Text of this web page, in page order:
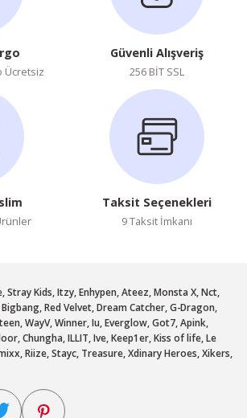
Ücretsiz
Güvenli Alışveriş
256 BİT SSL
Taksit Seçenekleri
9 Taksit İmkanı
Stray Kids, Itzy, Enhypen, Ateez, Monsta X, Nct,
Red Velvet, Dream Catcher, G-Dragon,
WayV, Winner, Iu, Everglow, Got7, Apink,
Chungha, ILLIT, Ive, Keep1er, Kiss of life, Le
Riize, Stayc, Treasure, Xdinary Heroes, Xikers,